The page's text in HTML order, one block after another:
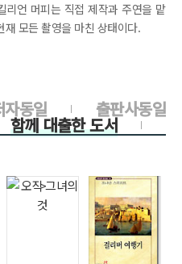
리언 머피는 직접 제작과 주연을 맡
모든 촬영을 마친 상태이다.
출판사동일
자동일
함께 대출한 도서
> >